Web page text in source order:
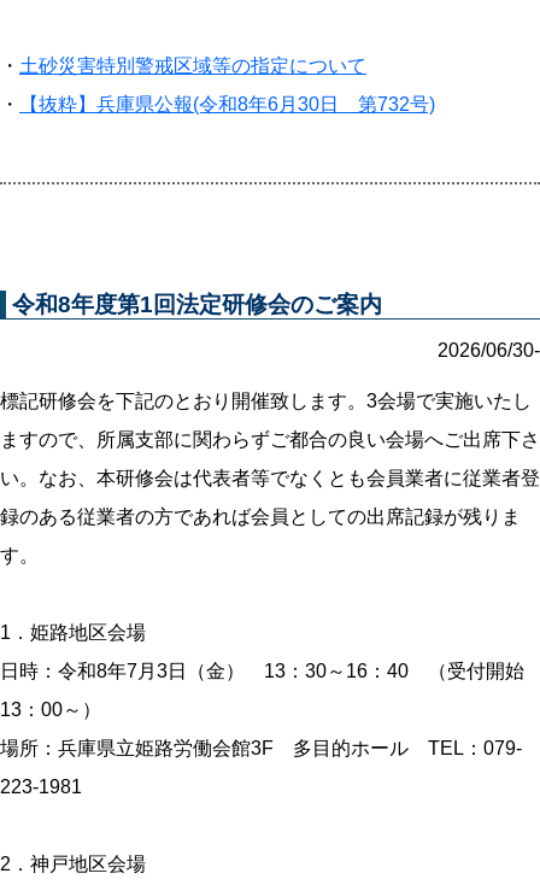
・ 土砂災害特別警戒区域等の指定について
・
【抜粋】兵庫県公報(令和8年6月30日 第732号)
令和8年度第1回法定研修会のご案内
2026/06/30-
標記研修会を下記のとおり開催致します。3会場で実施いたし
ますので、所属支部に関わらずご都合の良い会場へご出席下さ
い。なお、本研修会は代表者等でなくとも会員業者に従業者登
録のある従業者の方であれば会員としての出席記録が残りま
す。
1．姫路地区会場
日時：令和8年7月3日（金） 13：30～16：40 （受付開始
13：00～）
場所：兵庫県立姫路労働会館3F 多目的ホール TEL：079-
223-1981
2．神戸地区会場